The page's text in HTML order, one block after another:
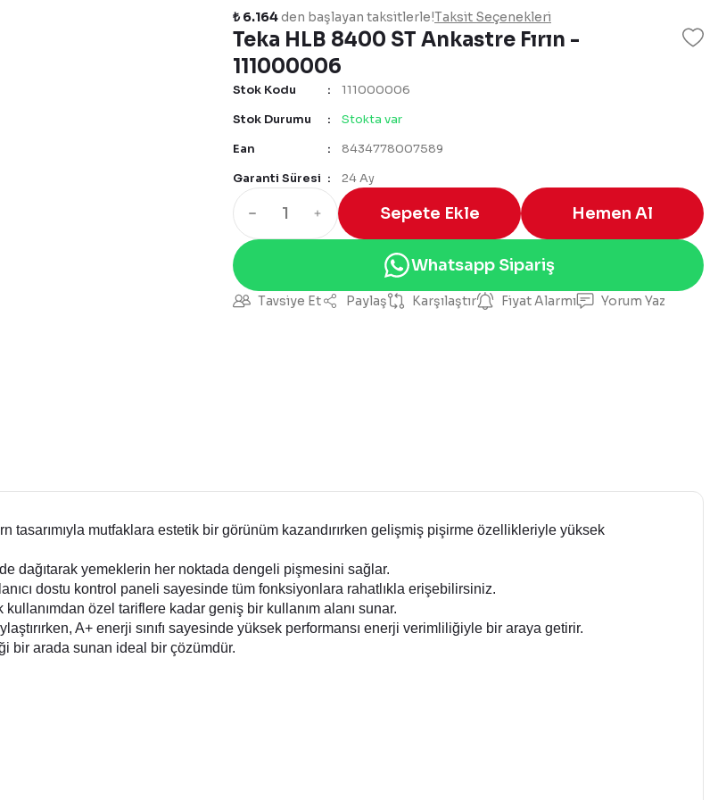
Teka HLB 8400 ST Ankastre Fırın -
111000006
₺ 6.164den başlayan taksitlerle!Taksit Seçenekleri
Stok Kodu
111000006
Stok Durumu
Stokta var
Ean
8434778007589
Garanti Süresi
24 Ay
Sepete Ekle Hemen Al
Whatsapp Sipariş
Tavsiye Et Paylaş Karşılaştır Fiyat Alarmı Yorum Yaz
tasarımıyla mutfaklara estetik bir görünüm kazandırırken gelişmiş pişirme özellikleriyle yüksek
dağıtarak yemeklerin her noktada dengeli pişmesini sağlar.
dostu kontrol paneli sayesinde tüm fonksiyonlara rahatlıkla erişebilirsiniz.
özel tariflere kadar geniş bir kullanım alanı sunar.
A+ enerji sınıfı sayesinde yüksek performansı enerji verimliliğiyle bir araya getirir.
bir arada sunan ideal bir çözümdür.